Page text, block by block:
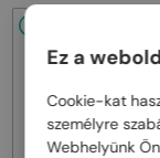
Ez a
Cookie-kat
személyre
Webhelyünk